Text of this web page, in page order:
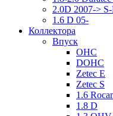
2.0D 2007->
1.6 D 05-
Коллектора
Впуск
OHC
DOHC
Zetec E
Zetec S
1.6
1.8 D